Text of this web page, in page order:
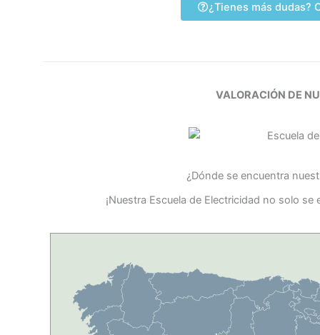
¿Tienes más dudas?
VALORACIÓN DE
¿Dónde se encuentra
¡Nuestra Escuela de Electricidad no solo